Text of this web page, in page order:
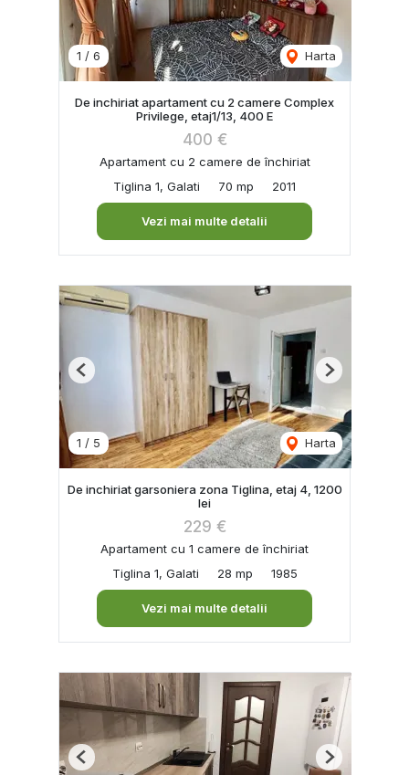
1 / 6 Harta
De inchiriat apartament cu 2 camere Complex
Privilege, etaj1/13, 400 E
400 €
Apartament cu 2 camere de închiriat
Tiglina 1, Galati
70 mp 2011
Vezi mai multe detalii
1 / 5 Harta
Previous Next
De inchiriat garsoniera zona Tiglina, etaj 4, 1200
lei
229 €
Apartament cu 1 camere de închiriat
Tiglina 1, Galati
28 mp 1985
Vezi mai multe detalii
Previous Next